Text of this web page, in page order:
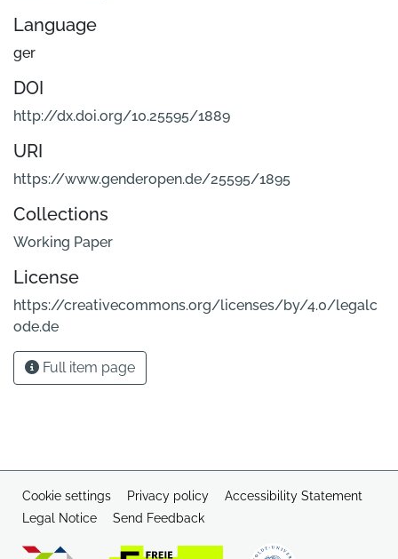
Language
ger
DOI
http://dx.doi.org/10.25595/1889
URI
https://www.genderopen.de/25595/1895
Collections
Working Paper
License
https://creativecommons.org/licenses/by/4.0/legalc
ode.de
Full item page
Cookie settings Privacy policy
Accessibility Statement
Legal Notice
Send Feedback